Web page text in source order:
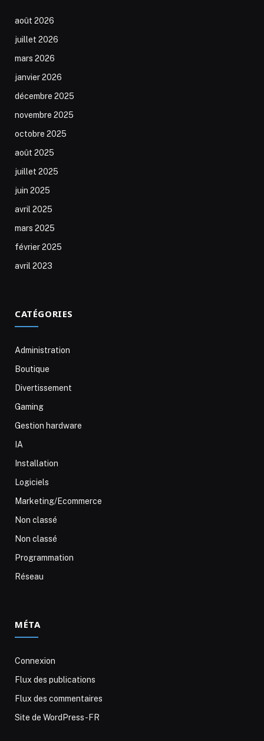
août 2026
juillet 2026
mars 2026
janvier 2026
décembre 2025
novembre 2025
octobre 2025
août 2025
juillet 2025
juin 2025
avril 2025
mars 2025
février 2025
avril 2023
CATÉGORIES
Administration
Boutique
Divertissement
Gaming
Gestion hardware
IA
Installation
Logiciels
Marketing/Ecommerce
Non classé
Non classé
Programmation
Réseau
MÉTA
Connexion
Flux des publications
Flux des commentaires
Site de WordPress-FR